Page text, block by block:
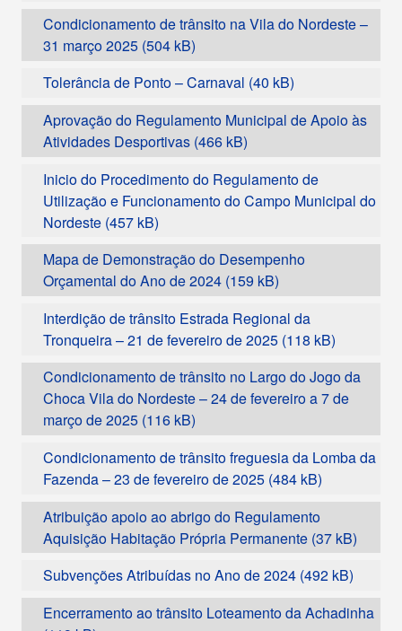
Condicionamento de trânsito na Vila do Nordeste –
31 março 2025
Tolerância de Ponto – Carnaval
Aprovação do Regulamento Municipal de Apoio às
Atividades Desportivas
Inicio do Procedimento do Regulamento de
Utilização e Funcionamento do Campo Municipal do
Nordeste
Mapa de Demonstração do Desempenho
Orçamental do Ano de 2024
Interdição de trânsito Estrada Regional da
Tronqueira – 21 de fevereiro de 2025
Condicionamento de trânsito no Largo do Jogo da
Choca Vila do Nordeste – 24 de fevereiro a 7 de
março de 2025
Condicionamento de trânsito freguesia da Lomba da
Fazenda – 23 de fevereiro de 2025
Atribuição apoio ao abrigo do Regulamento
Aquisição Habitação Própria Permanente
Subvenções Atribuídas no Ano de 2024
Encerramento ao trânsito Loteamento da Achadinha